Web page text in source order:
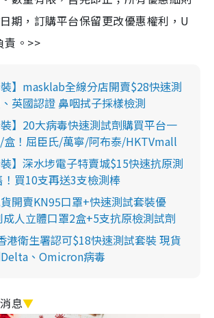
期，訂購平台保留更改優惠權利，U
。>>
裝】masklab全線分店開賣$28快速測
英國認證 鼻咽拭子採樣檢測
裝】20大病毒快速測試劑購買平台一
盒！屈臣氏/萬寧/阿布泰/HKTVmall
裝】深水埗電子特賣城$15快速抗原測
買10支再送3支檢測棒
開賣KN95口罩+快速測試套裝優
人立體口罩2盒+5支抗原檢測試劑
港衛生署認可$18快速測試套裝 現貨
、Omicron病毒
息▼